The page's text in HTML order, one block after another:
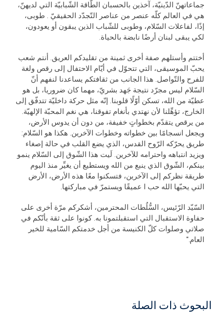
جماعاتهنّ الدّينيّة، آخذين بالحسبان الطّاقة الشّبابيّة التي لديهنّ،
هي في العالم كلّه عنصر من عناصر التّجدّد الحقيقيّ . طوبى،
إذًا، لفاعلات السّلام، وطوبى للشّباب الذين يبقون أو يعودون،
لكي يبقى لبنان أرضًا نابضة بالحياة.
أختتم وأستلهم صفة أخرى ثمينة من تقليدكم العريق. أنتم شعب
يحبّ الموسيقى، التي تتحوّل في أيّام الاحتفال إلى رقص ولغة
للفرح والتّواصل. هذا الجانب من ثقافتكم يساعدنا لنفهم أنّ
السّلام ليس مجرّد نتيجة جَهد بشريّ، مهما كان ضروريا، بل هو
عطيّة من الله، تسكن أوّلًا قلوبنا. إنّه مثل حركة داخليّة تتدفّق إلى
الخارج، تؤهِّلنا لأن نهتدي بأنغام تفوقنا، هي نغم المحبّة الإلهيّة.
من يرقص يتقدّم بخطواتٍ خفيفة، من دون أن يدوس الأرض،
ويجعل انسجامًا بين خطواته وخطوات الآخرين. هكذا هو السّلام:
طريق يحرّكه الرّوح القدس، الذي يضع القلب في حالة إصغاء
ويزيد انتباهه واحترامه للآخرين. لَيت هذا الشّوق إلى السّلام ينمو
بينكم، الشّوق الذي ينبع من الله ويستطيع أن يغيِّر منذ اليوم
طريقة نظركم إلى الآخرين، فتسكنوا معًا هذه الأرض، الأرض
التي يحبّها الله حب ا عميقًا ويستمرّ في مباركتها.
السّيّد الرّئيس، السُّلُطات المحترمين، أشكركم مرّة أخرى على
حفاوة الاستقبال التي استقبلتمونا به. كونوا على ثقة بأنّكم في
صلاتي وصلوات كلّ الكنيسة من أجل خدمتكم السّامية للخير
العام."
البحوث ذات الصلة